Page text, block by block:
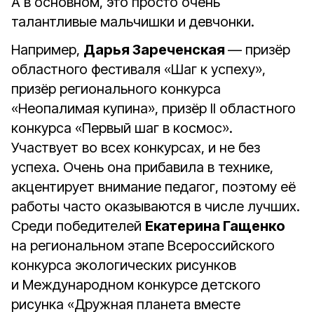
талантливые мальчишки и девчонки.
Например, Дарья Зареченская — призёр
областного фестиваля «Шаг к успеху»,
призёр регионального конкурса
«Неопалимая купина», призёр II областного
конкурса «Первый шаг в космос».
Участвует во всех конкурсах, и не без
успеха. Очень она прибавила в технике,
акцентирует внимание педагог, поэтому её
работы часто оказываются в числе лучших.
Среди победителей Екатерина Гащенко
на региональном этапе Всероссийского
конкурса экологических рисунков
и Международном конкурсе детского
рисунка «Дружная планета вместе